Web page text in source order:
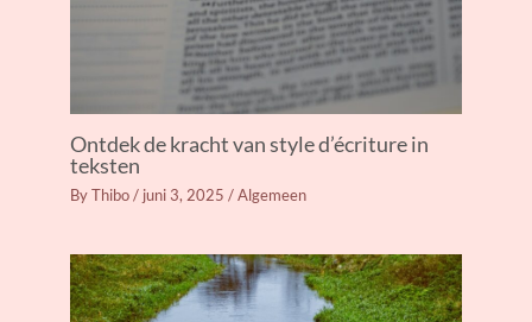
Ontdek de kracht van style d’écriture in
teksten
ByThibo/ juni 3, 2025 /Algemeen